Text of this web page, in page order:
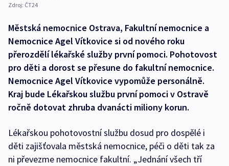
Zdroj: ČT24
Městská nemocnice Ostrava, Fakultní nemocnice a
Nemocnice Agel Vítkovice si od nového roku
přerozdělí lékařské služby první pomoci. Pohotovost
pro děti a dorost se přesune do fakultní nemocnice.
Nemocnice Agel Vítkovice vypomůže personálně.
Kraj bude Lékařskou službu první pomoci v Ostravě
ročně dotovat zhruba dvanácti miliony korun.
Lékařskou pohotovostní službu dosud pro dospělé i
děti zajišťovala městská nemocnice, péči o děti tak za
ni převezme nemocnice fakultní. „Jednání všech tří